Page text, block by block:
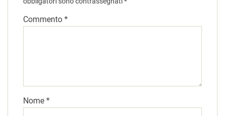
Commento *
Nome *